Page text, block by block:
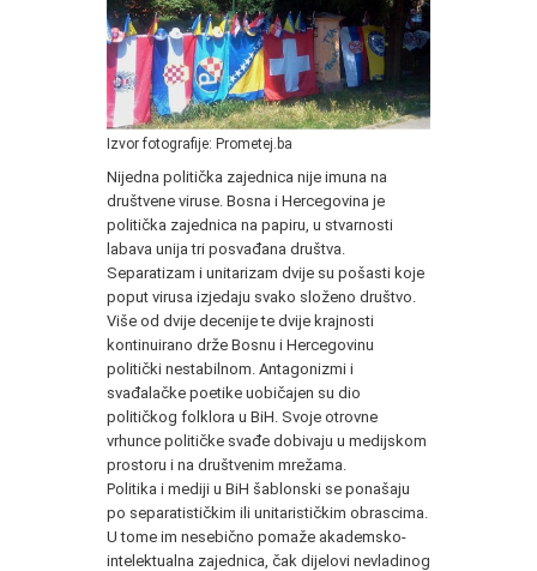
Izvor fotografije: Prometej.ba
Nijedna politička zajednica nije imuna na
društvene viruse. Bosna i Hercegovina je
politička zajednica na papiru, u stvarnosti
labava unija tri posvađana društva.
Separatizam i unitarizam dvije su pošasti koje
poput virusa izjedaju svako složeno društvo.
Više od dvije decenije te dvije krajnosti
kontinuirano drže Bosnu i Hercegovinu
politički nestabilnom. Antagonizmi i
svađalačke poetike uobičajen su dio
političkog folklora u BiH. Svoje otrovne
vrhunce političke svađe dobivaju u medijskom
prostoru i na društvenim mrežama.
Politika i mediji u BiH šablonski se ponašaju
po separatističkim ili unitarističkim obrascima.
U tome im nesebično pomaže akademsko-
intelektualna zajednica, čak dijelovi nevladinog